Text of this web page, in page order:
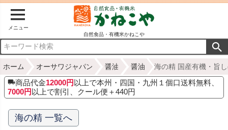
メニュー
自然食品・有機米かねこや
ホーム オーサワジャパン 醤油 醤油 海の精 国産有機・旨
商品代金12000円 以上で本州・四国・九州１個口送料無料、
7000円 以上で割引、クール便＋440円
海の精 一覧へ